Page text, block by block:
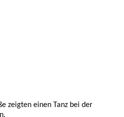
zeigten einen Tanz bei der